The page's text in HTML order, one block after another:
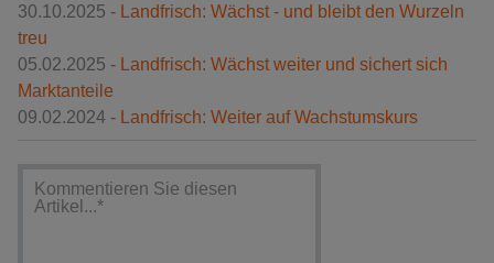
30.10.2025 - Landfrisch: Wächst - und bleibt den Wurzeln
treu
05.02.2025 - Landfrisch: Wächst weiter und sichert sich
Marktanteile
09.02.2024 - Landfrisch: Weiter auf Wachstumskurs